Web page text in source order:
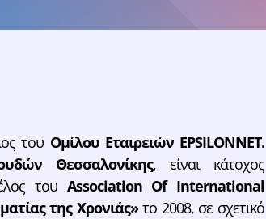
του Ομίλου Εταιρειών EPSILONNET.
Θεσσαλονίκης, είναι κάτοχος
του Association Of International
της Χρονιάς»το 2008, σε σχετικό